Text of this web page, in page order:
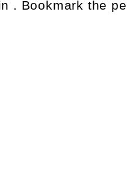
. Bookmark the